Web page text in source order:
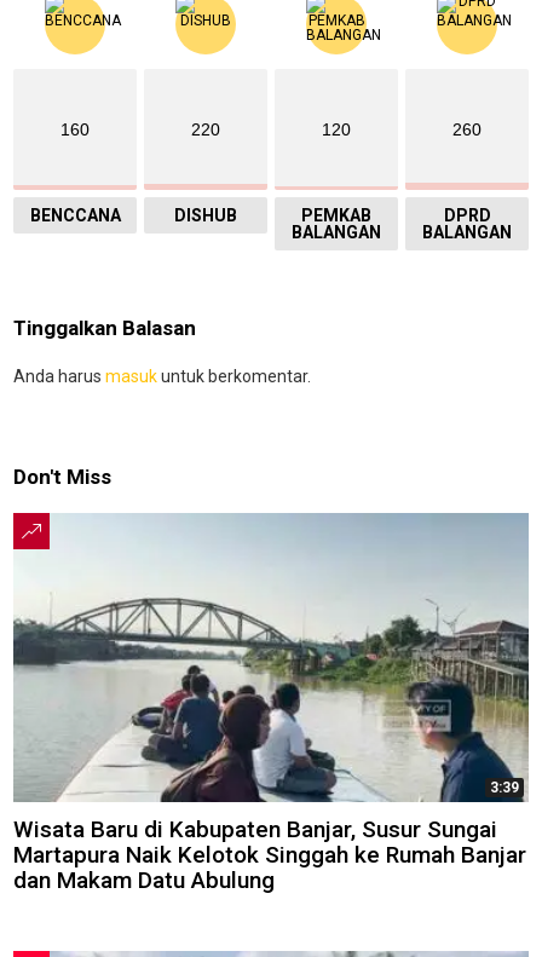
160
BENCCANA
220
DISHUB
120
PEMKAB
BALANGAN
260
DPRD
BALANGAN
Tinggalkan Balasan
Anda harus masukuntuk berkomentar.
Don't Miss
3:39
Wisata Baru di Kabupaten Banjar, Susur Sungai
Martapura Naik Kelotok Singgah ke Rumah Banjar
dan Makam Datu Abulung